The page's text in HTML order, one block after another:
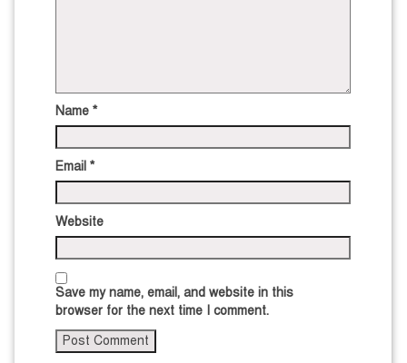
Name *
Email *
Website
Save my name, email, and website in this
browser for the next time I comment.